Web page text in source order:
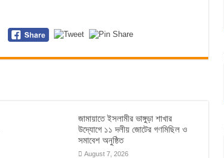
জামায়াতে ইসলামীর ভাঙ্গুড়া শাখার
উদ্যোগে ১১ দলীয় জোটের গণমিছিল ও
সমাবেশ অনুষ্ঠিত
August 7, 2026